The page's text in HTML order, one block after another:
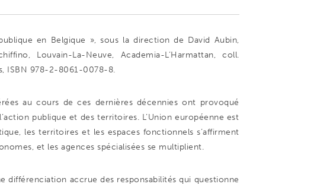
en Belgique », sous la direction de David Aubin,
Louvain-La-Neuve, Academia-L’Harmattan, coll.
ISBN 978-2-8061-0078-8.
au cours de ces dernières décennies ont provoqué
publique et des territoires. L’Union européenne est
les territoires et les espaces fonctionnels s’affirment
et les agences spécialisées se multiplient.
différenciation accrue des responsabilités qui questionne